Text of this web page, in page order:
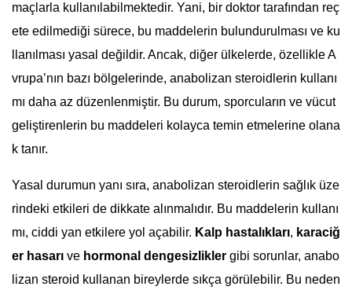
maçlarla kullanılabilmektedir. Yani, bir doktor tarafından reç
ete edilmediği sürece, bu maddelerin bulundurulması ve ku
llanılması yasal değildir. Ancak, diğer ülkelerde, özellikle A
vrupa’nın bazı bölgelerinde, anabolizan steroidlerin kullanı
mı daha az düzenlenmiştir. Bu durum, sporcuların ve vücut
geliştirenlerin bu maddeleri kolayca temin etmelerine olana
k tanır.
Yasal durumun yanı sıra, anabolizan steroidlerin sağlık üze
rindeki etkileri de dikkate alınmalıdır. Bu maddelerin kullanı
mı, ciddi yan etkilere yol açabilir. Kalp hastalıkları, karaciğ
er hasarı ve hormonal dengesizlikler gibi sorunlar, anabo
lizan steroid kullanan bireylerde sıkça görülebilir. Bu neden